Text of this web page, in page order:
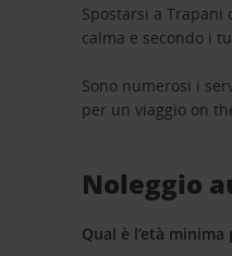
Spostarsi a
calma e secondo i
Sono numerosi i
per un viaggio on
Noleggio
Qual è l’età